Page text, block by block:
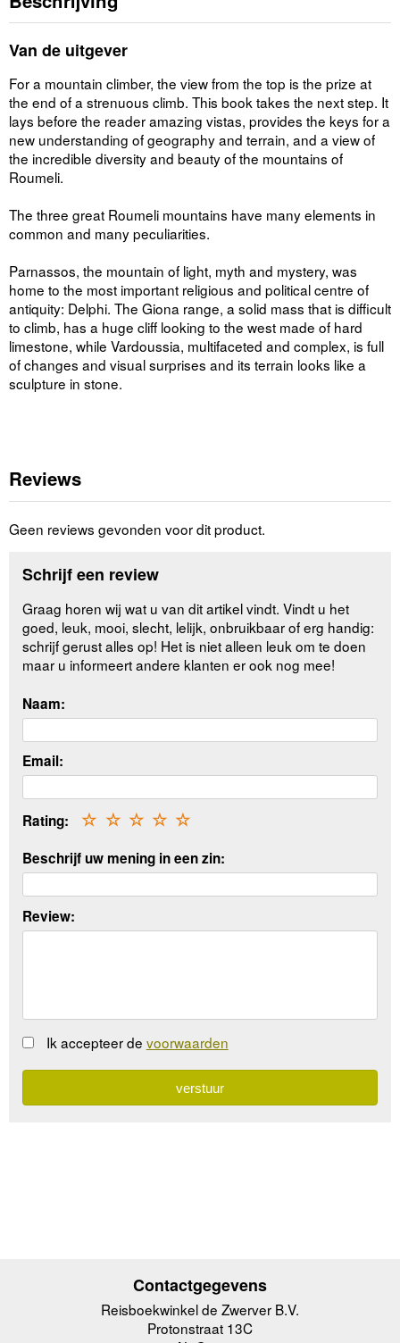
Van de uitgever
For a mountain climber, the view from the top is the prize at
the end of a strenuous climb. This book takes the next step. It
lays before the reader amazing vistas, provides the keys for a
new understanding of geography and terrain, and a view of
the incredible diversity and beauty of the mountains of
Roumeli.
The three great Roumeli mountains have many elements in
common and many peculiarities.
Parnassos, the mountain of light, myth and mystery, was
home to the most important religious and political centre of
antiquity: Delphi. The Giona range, a solid mass that is difficult
to climb, has a huge cliff looking to the west made of hard
limestone, while Vardoussia, multifaceted and complex, is full
of changes and visual surprises and its terrain looks like a
sculpture in stone.
Reviews
Geen reviews gevonden voor dit product.
Schrijf een review
Graag horen wij wat u van dit artikel vindt. Vindt u het
goed, leuk, mooi, slecht, lelijk, onbruikbaar of erg handig:
schrijf gerust alles op! Het is niet alleen leuk om te doen
maar u informeert andere klanten er ook nog mee!
Naam:
Email:
Rating: ☆
☆
☆
☆
☆
Beschrijf uw mening in een zin:
Review:
Ik accepteer de voorwaarden
Contactgegevens
Reisboekwinkel de Zwerver B.V.
Protonstraat 13C